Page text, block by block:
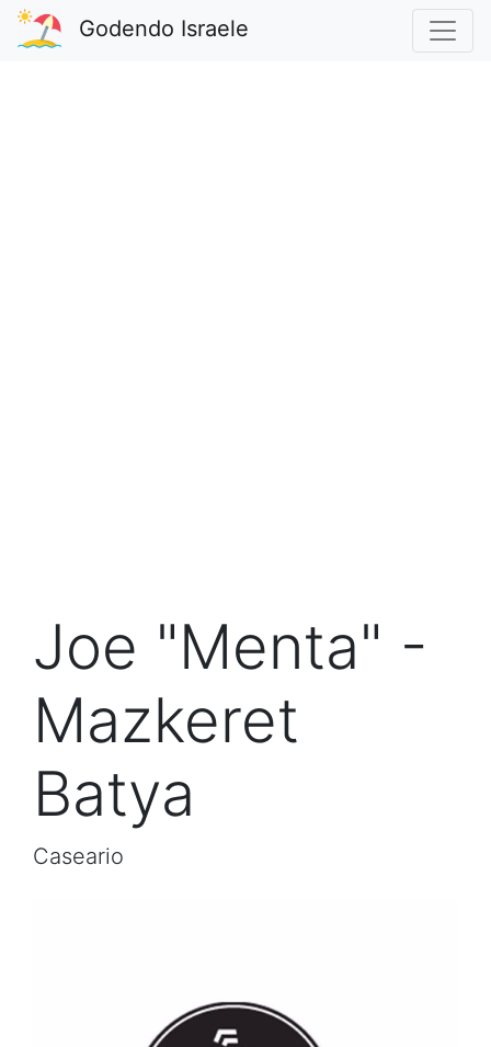
Godendo Israele
Joe "Menta" -
Mazkeret
Batya
Caseario